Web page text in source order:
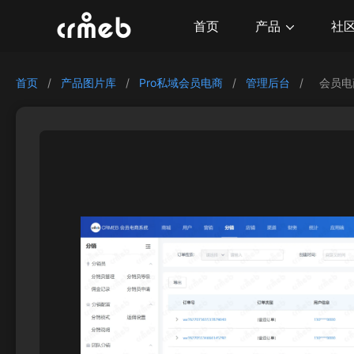
首页 产品 社
首页 / 产品图片库 / Pro私域会员电商 / 管理后台 / 会员